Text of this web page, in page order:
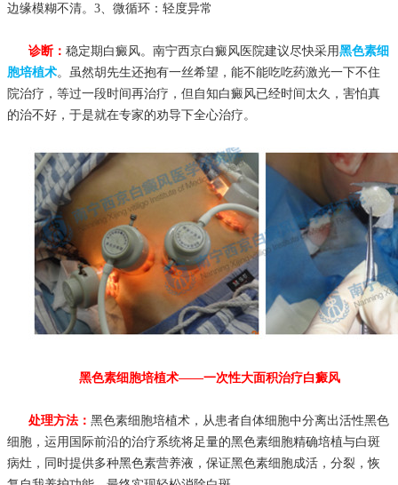
边缘模糊不清。3、微循环：轻度异常
诊断： 稳定期白癜风。南宁西京白癜风医院建议尽快采用黑色素细
胞培植术。虽然胡先生还抱有一丝希望，能不能吃吃药激光一下不住
院治疗，等过一段时间再治疗，但自知白癜风已经时间太久，害怕真
的治不好，于是就在专家的劝导下全心治疗。
黑色素细胞培植术——一次性大面积治疗白癜风
处理方法： 黑色素细胞培植术，从患者自体细胞中分离出活性黑色
细胞，运用国际前沿的治疗系统将足量的黑色素细胞精确培植与白斑
病灶，同时提供多种黑色素营养液，保证黑色素细胞成活，分裂，恢